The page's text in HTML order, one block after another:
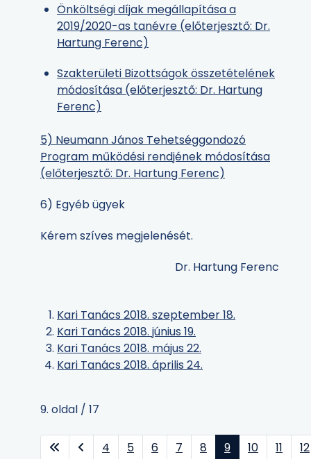
Önköltségi díjak megállapítása a
2019/2020-as tanévre (előterjesztő: Dr.
Hartung Ferenc)
Szakterületi Bizottságok összetételének
módosítása (előterjesztő: Dr. Hartung
Ferenc)
5) Neumann János Tehetséggondozó
Program működési rendjének módosítása
(előterjesztő: Dr. Hartung Ferenc)
6) Egyéb ügyek
Kérem szíves megjelenését.
Dr. Hartung Ferenc
Kari Tanács 2018. szeptember 18.
Kari Tanács 2018. június 19.
Kari Tanács 2018. május 22.
Kari Tanács 2018. április 24.
9. oldal / 17
4 5 6 7 8 9 10 11 12